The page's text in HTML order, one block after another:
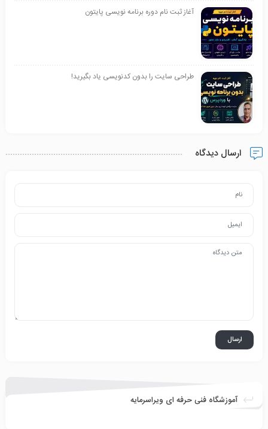
آغاز ثبت نام دوره برنامه نویسی پایتون
طراحی سایت را بدون کدنویسی یاد بگیرید!
ارسال دیدگاه
آموزشگاه فنی حرفه ای ویراسرمایه